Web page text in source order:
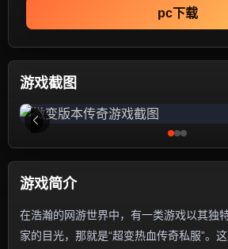
pc下载
游戏截图
游戏简介
在浩瀚的网游世界中，有一类游戏以其独
家的目光，那就是“超变热血传奇私服”。